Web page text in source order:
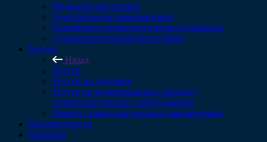
Медицинская оптика
Электрические микромоторы
Оснащение стоматологического кабинета
Стоматологический инструмент
Услуги
Назад
Услуги
Услуги по доставке
Услуга по модернизации и ремонту
стоматологического оборудования
Ремонт стоматологических наконечников
Производители
Новинки